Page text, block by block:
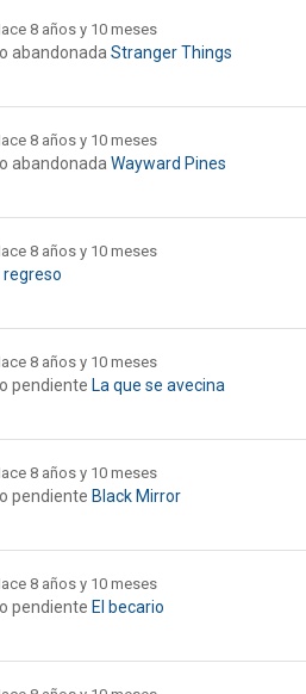
8 años y 10 meses
abandonada Stranger Things
8 años y 10 meses
abandonada Wayward Pines
8 años y 10 meses
regreso
8 años y 10 meses
pendiente La que se avecina
8 años y 10 meses
pendiente Black Mirror
8 años y 10 meses
pendiente El becario